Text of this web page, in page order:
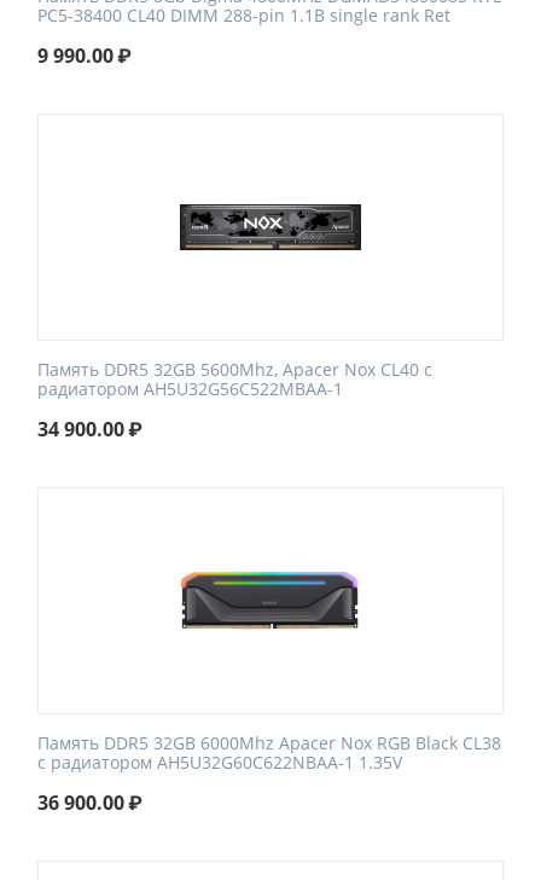
PC5-38400 CL40 DIMM 288-pin 1.1В single rank Ret
9 990.00₽
Память DDR5 32GB 5600Mhz, Apacer Nox CL40 с
радиатором AH5U32G56C522MBAA-1
34 900.00₽
Память DDR5 32GB 6000Mhz Apacer Nox RGB Black CL38
с радиатором AH5U32G60C622NBAA-1 1.35V
36 900.00₽